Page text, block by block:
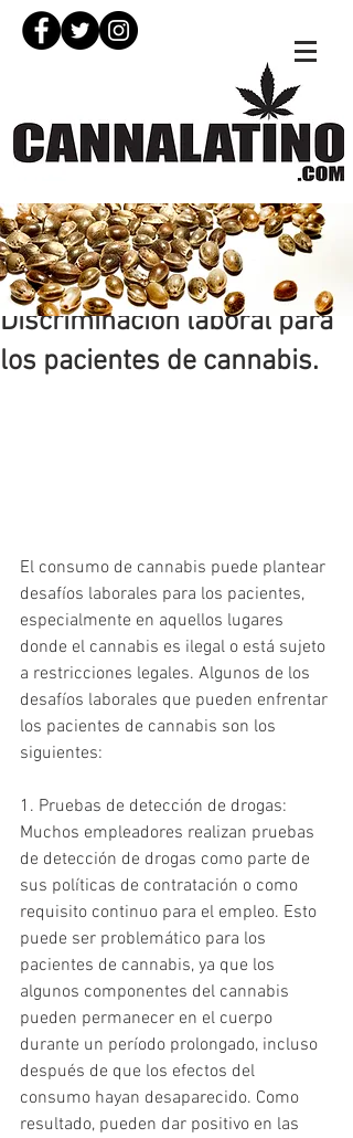
Discriminación laboral para
los pacientes de cannabis.
27 jul 2023
El consumo de cannabis puede plantear
desafíos laborales para los pacientes,
especialmente en aquellos lugares
donde el cannabis es ilegal o está sujeto
a restricciones legales. Algunos de los
desafíos laborales que pueden enfrentar
los pacientes de cannabis son los
siguientes:
1. Pruebas de detección de drogas:
Muchos empleadores realizan pruebas
de detección de drogas como parte de
sus políticas de contratación o como
requisito continuo para el empleo. Esto
puede ser problemático para los
pacientes de cannabis, ya que los
algunos componentes del cannabis
pueden permanecer en el cuerpo
durante un período prolongado, incluso
después de que los efectos del
consumo hayan desaparecido. Como
resultado, pueden dar positivo en las